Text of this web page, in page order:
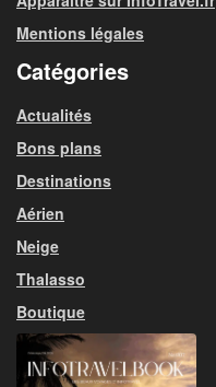
Mentions légales
Catégories
Actualités
Bons plans
Destinations
Aérien
Neige
Thalasso
Boutique